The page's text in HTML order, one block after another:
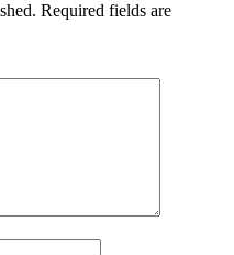
Required fields are